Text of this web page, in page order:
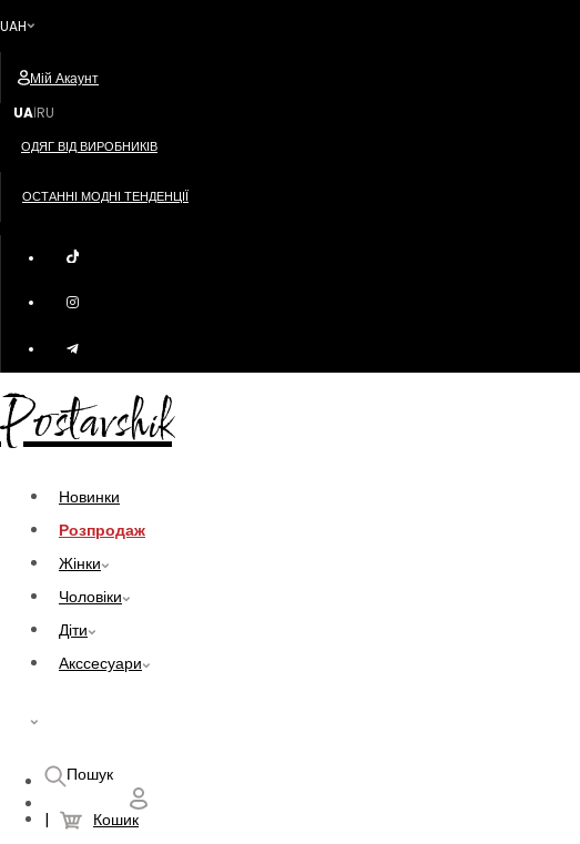
UAH
Мій Акаунт
UA|RU
ОДЯГ ВІД ВИРОБНИКІВ
ОСТАННІ МОДНІ ТЕНДЕНЦІЇ
Postavshik
Новинки
Розпродаж
Жінки
Чоловіки
Діти
Акссесуари
Пошук
Кошик